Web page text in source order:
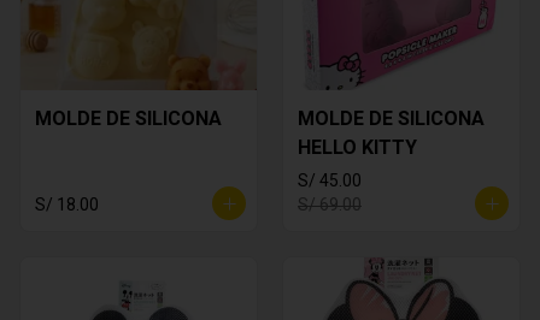
MOLDE DE SILICONA
S/ 18.00
MOLDE DE SILICONA
HELLO KITTY
S/ 45.00
S/ 69.00